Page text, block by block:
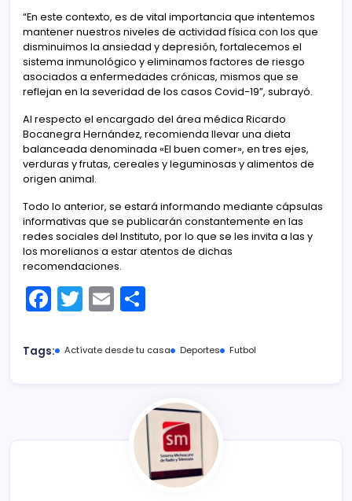
“En este contexto, es de vital importancia que intentemos
mantener nuestros niveles de actividad física con los que
disminuimos la ansiedad y depresión, fortalecemos el
sistema inmunológico y eliminamos factores de riesgo
asociados a enfermedades crónicas, mismos que se
reflejan en la severidad de los casos Covid-19”, subrayó.
Al respecto el encargado del área médica Ricardo
Bocanegra Hernández, recomienda llevar una dieta
balanceada denominada «El buen comer», en tres ejes,
verduras y frutas, cereales y leguminosas y alimentos de
origen animal.
Todo lo anterior, se estará informando mediante cápsulas
informativas que se publicarán constantemente en las
redes sociales del Instituto, por lo que se les invita a las y
los morelianos a estar atentos de dichas
recomendaciones.
F
a
c
T
w
itt
E
m
ai m
ar
tir
Tags: Actívate desde tu casa Deportes Futbol